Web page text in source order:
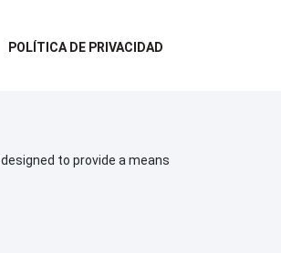
POLÍTICA DE PRIVACIDAD
to provide a means